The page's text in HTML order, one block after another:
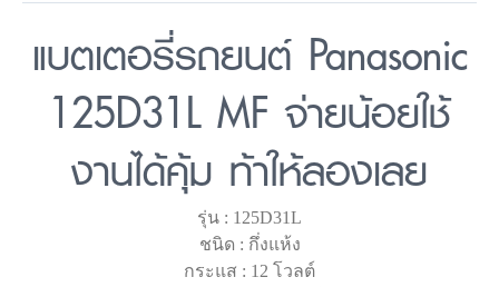
แบตเตอรี่รถยนต์ Panasonic
125D31L MF จ่ายน้อยใช้
งานได้คุ้ม ท้าให้ลองเลย
รุ่น : 125D31L
ชนิด : กึ่งแห้ง
กระแส : 12 โวลต์